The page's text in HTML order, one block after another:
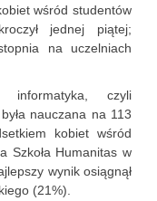
wśród studentów
jednej piątej;
na uczelniach
informatyka, czyli
nauczana na 113
kobiet wśród
Szkoła Humanitas w
wynik osiągnął
(21%).